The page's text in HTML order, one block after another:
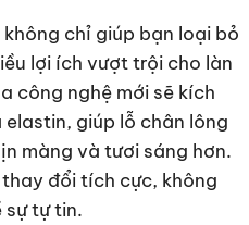
chỉ giúp bạn loại bỏ
lợi ích vượt trội cho làn
công nghệ mới sẽ kích
giúp lỗ chân lông
màng và tươi sáng hơn.
đổi tích cực, không
sự tự tin.